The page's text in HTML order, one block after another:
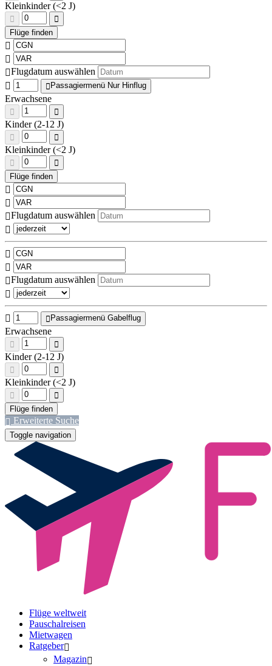
Kleinkinder (<2 J)
Flugdatum auswählen
Passagiermenü Nur Hinflug
Erwachsene
Kinder (2-12 J)
Kleinkinder (<2 J)
Flugdatum auswählen
Flugdatum auswählen
Passagiermenü Gabelflug
Erwachsene
Kinder (2-12 J)
Kleinkinder (<2 J)
Erweiterte Suche
Toggle navigation
Flüge weltweit
Pauschalreisen
Mietwagen
Ratgeber
Magazin